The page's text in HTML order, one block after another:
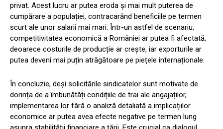
privat. Acest lucru ar putea eroda și mai mult puterea de
cumpărare a populației, contracarând beneficiile pe termen
scurt ale unor salarii mai mari. Într-un astfel de scenariu,
competitivitatea economică a României ar putea fi afectată,
deoarece costurile de producție ar crește, iar exporturile ar
putea deveni mai puțin atrăgătoare pe piețele internaționale.
În concluzie, deși solicitările sindicatelor sunt motivate de
dorința de a îmbunătăți condițiile de trai ale angajaților,
implementarea lor fără o analiză detaliată a implicațiilor
economice ar putea avea efecte negative pe termen lung